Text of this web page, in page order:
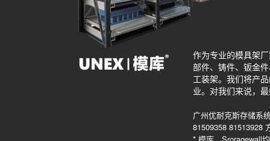
作为专业的模具架
部件、铸件、钣金
工装架。我们将产
业。对我们来说，
广州优耐克斯存储系
81509358 81513928